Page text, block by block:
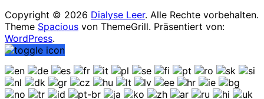
Copyright © 2026 Dialyse Leer. Alle Rechte vorbehalten.
Theme Spacious von ThemeGrill. Präsentiert von:
WordPress.